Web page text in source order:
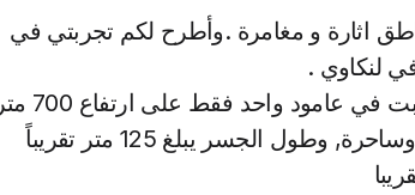
اثارة و مغامرة .وأطرح لكم تجربتي في
لنكاوي .
ويعد هذا الجسر احد اغرب الجسور في العالم حيث انة مثبت في عامود واحد فقط على ارتفاع 700 متر
من سطح البحر للما يتيح للزائرين مناظر طبيعيه خلابه وساحرة, وطول الجسر يبلغ 125 متر تقريباً